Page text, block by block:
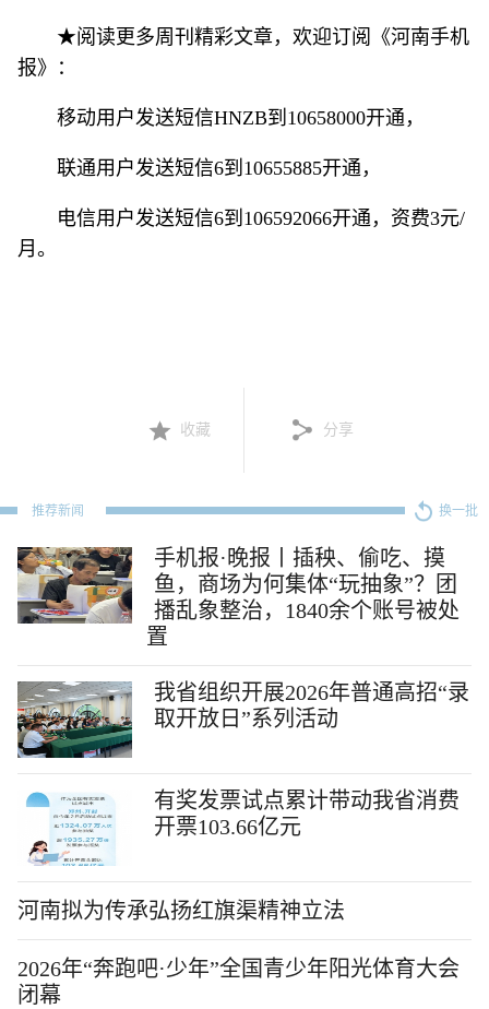
★阅读更多周刊精彩文章，欢迎订阅《河南手机
报》：
移动用户发送短信HNZB到10658000开通，
联通用户发送短信6到10655885开通，
电信用户发送短信6到106592066开通，资费3元/
月。
收藏 分享
推荐新闻 换一批
手机报·晚报丨插秧、偷吃、摸
鱼，商场为何集体“玩抽象”？团
播乱象整治，1840余个账号被处
置
我省组织开展2026年普通高招“录
取开放日”系列活动
有奖发票试点累计带动我省消费
开票103.66亿元
河南拟为传承弘扬红旗渠精神立法
2026年“奔跑吧·少年”全国青少年阳光体育大会
闭幕